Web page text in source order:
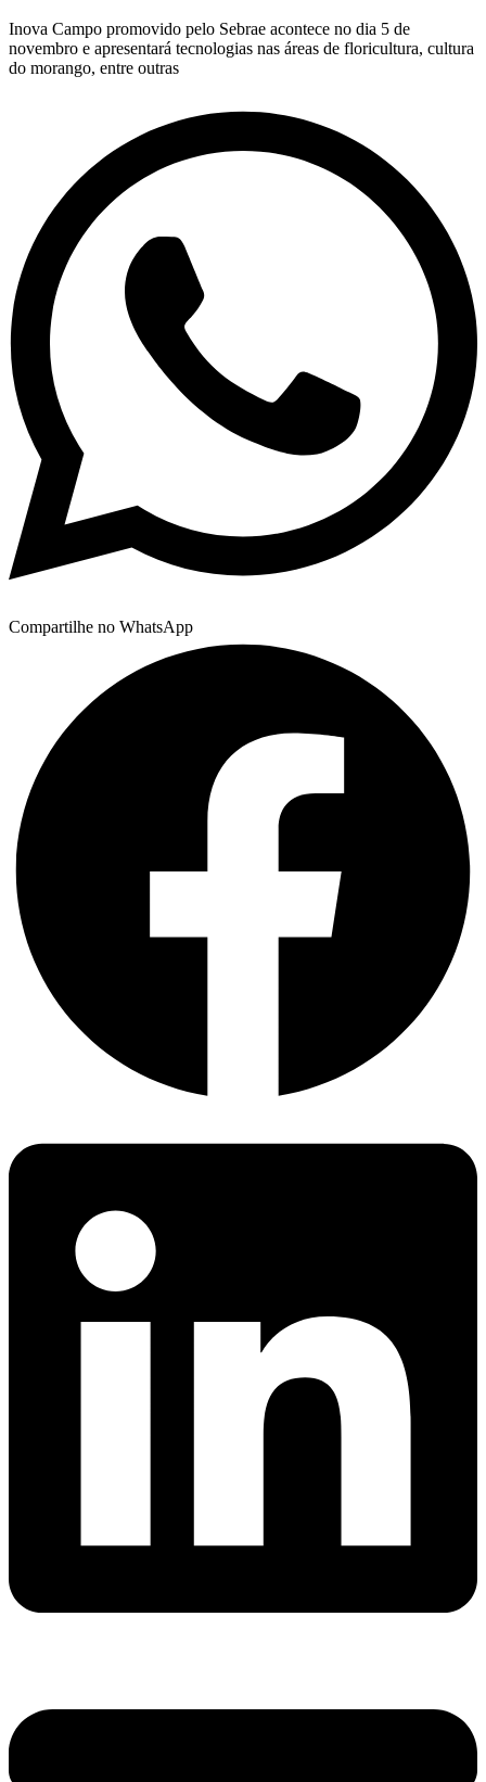
Inova Campo promovido pelo Sebrae acontece no dia 5 de
novembro e apresentará tecnologias nas áreas de floricultura, cultura
do morango, entre outras
Compartilhe no WhatsApp